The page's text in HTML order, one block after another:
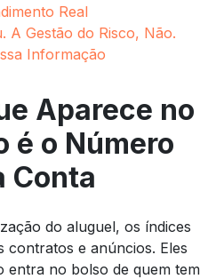
Real
A Gestão do Risco, Não.
Informação
Aparece no
é o Número
Conta
do aluguel, os índices
contratos e anúncios. Eles
entra no bolso de quem tem